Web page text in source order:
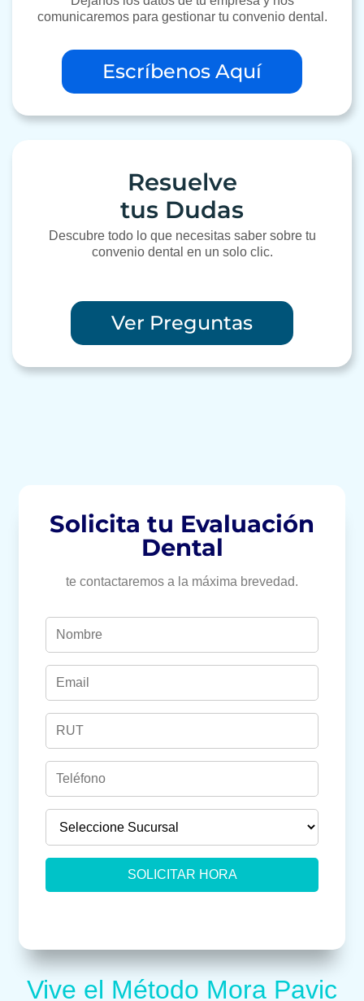
comunicaremos para gestionar tu convenio dental.
Escríbenos Aquí
Resuelve
tus Dudas
Descubre todo lo que necesitas saber sobre tu
convenio dental en un solo clic.
Ver Preguntas
Solicita tu Evaluación
Dental
te contactaremos a la máxima brevedad.
Vive el Método Mora Pavic